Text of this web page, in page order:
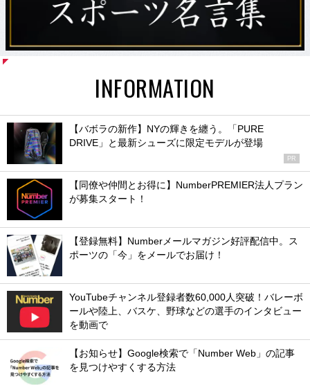
INFORMATION
【バボラの新作】NYの輝きを纏う。「PURE
DRIVE」と最新シューズに限定モデルが登場
PR
【同僚や仲間とお得に】NumberPREMIER法人プラン
が募集スタート！
【登録無料】Numberメールマガジン好評配信中。ス
ポーツの「今」をメールでお届け！
YouTubeチャンネル登録者数60,000人突破！バレーボ
ールや陸上、バスケ、野球などの選手のインタビュー
を動画で
【お知らせ】Google検索で「Number Web」の記事
を見つけやすくする方法